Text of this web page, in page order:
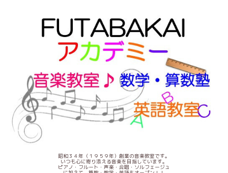
昭和３４年（１９５９年）創業の音楽教室です。
いつも心に寄り添える音楽を目指しています。
ピアノ・フルート・声楽・合唱・ソルフェージュ